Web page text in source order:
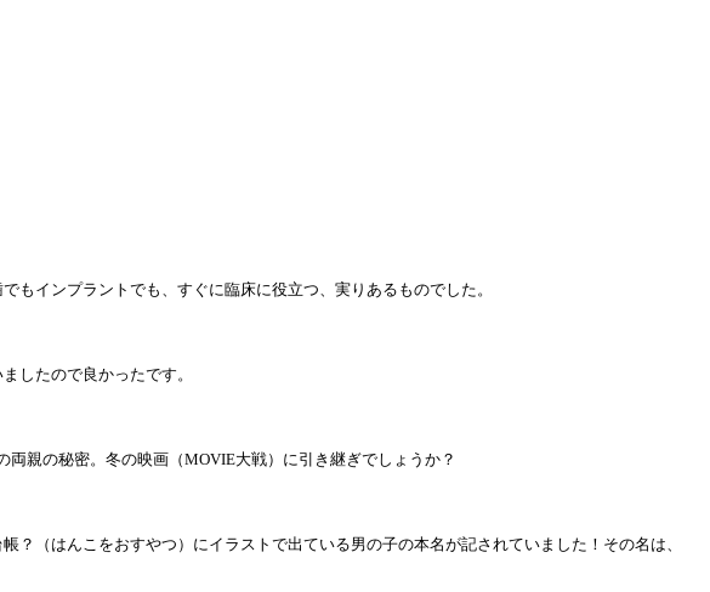
もインプラントでも、すぐに臨床に役立つ、実りあるものでした。
したので良かったです。
親の秘密。冬の映画（MOVIE大戦）に引き継ぎでしょうか？
（はんこをおすやつ）にイラストで出ている男の子の本名が記されていました！その名は、